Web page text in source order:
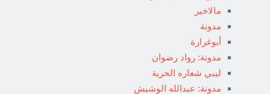
مالاخير
مدونة
أبوغرارة
مدونة: رواد رضوان
ليبي شعاره الحرية
مدونة: عبدالله الوشيش